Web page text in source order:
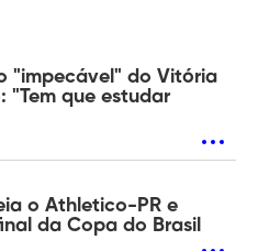
"impecável" do Vitória
"Tem que estudar
o Athletico-PR e
da Copa do Brasil